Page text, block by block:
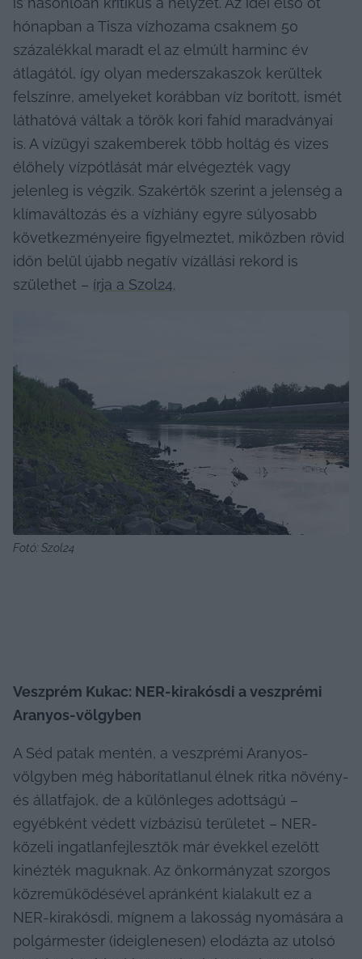
hónapban a Tisza vízhozama csaknem 50
százalékkal maradt el az elmúlt harminc év
átlagától, így olyan mederszakaszok kerültek
felszínre, amelyeket korábban víz borított, ismét
láthatóvá váltak a török kori fahíd maradványai
is. A vízügyi szakemberek több holtág és vizes
élőhely vízpótlását már elvégezték vagy
jelenleg is végzik. Szakértők szerint a jelenség a
klímaváltozás és a vízhiány egyre súlyosabb
következményeire figyelmeztet, miközben rövid
időn belül újabb negatív vízállási rekord is
születhet – írja a Szol24.
Fotó: Szol24
Veszprém Kukac: NER-kirakósdi a veszprémi
Aranyos-völgyben
A Séd patak mentén, a veszprémi Aranyos-
völgyben még háborítatlanul élnek ritka növény-
és állatfajok, de a különleges adottságú –
egyébként védett vízbázisú területet – NER-
közeli ingatlanfejlesztők már évekkel ezelőtt
kinézték maguknak. Az önkormányzat szorgos
közreműködésével apránként kialakult ez a
NER-kirakósdi, mígnem a lakosság nyomására a
polgármester (ideiglenesen) elodázta az utolsó